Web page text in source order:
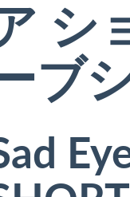
シ
ブ